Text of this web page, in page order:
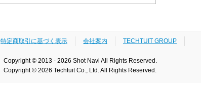
特定商取引に基づく表示 会社案内 TECHTUIT GROUP
Copyright © 2013 - 2026 Shot Navi All Rights Reserved.
Copyright © 2026 Techtuit Co., Ltd. All Rights Reserved.